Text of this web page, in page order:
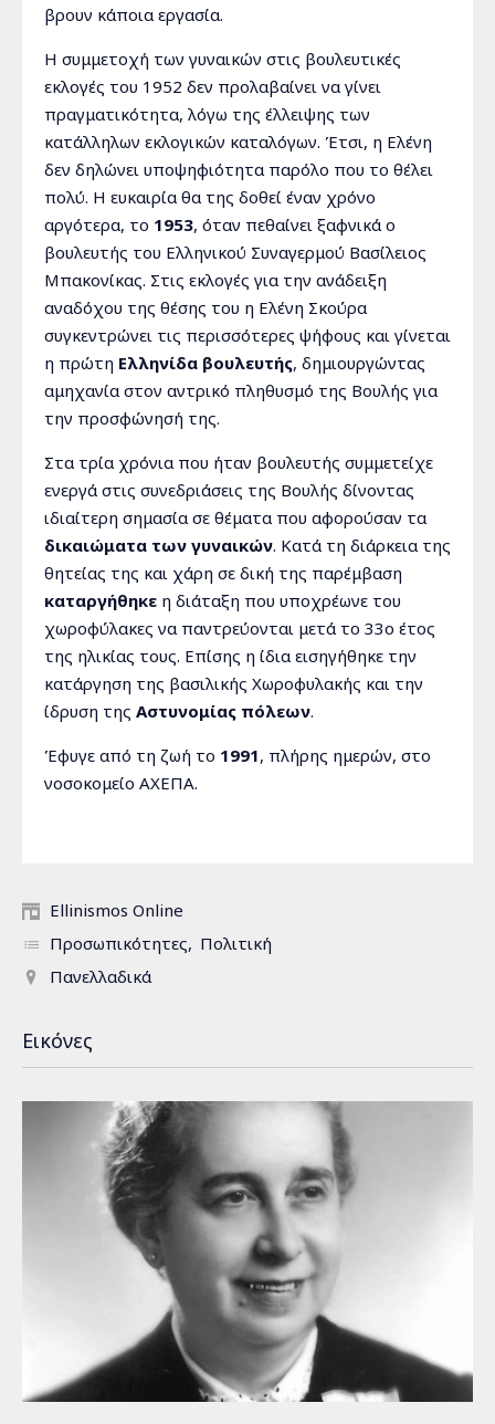
βρουν κάποια εργασία.
Η συμμετοχή των γυναικών στις βουλευτικές
εκλογές του 1952 δεν προλαβαίνει να γίνει
πραγματικότητα, λόγω της έλλειψης των
κατάλληλων εκλογικών καταλόγων. Έτσι, η Ελένη
δεν δηλώνει υποψηφιότητα παρόλο που το θέλει
πολύ. Η ευκαιρία θα της δοθεί έναν χρόνο
αργότερα, το 1953, όταν πεθαίνει ξαφνικά ο
βουλευτής του Ελληνικού Συναγερμού Βασίλειος
Μπακονίκας. Στις εκλογές για την ανάδειξη
αναδόχου της θέσης του η Ελένη Σκούρα
συγκεντρώνει τις περισσότερες ψήφους και γίνεται
η πρώτη Ελληνίδα βουλευτής, δημιουργώντας
αμηχανία στον αντρικό πληθυσμό της Βουλής για
την προσφώνησή της.
Στα τρία χρόνια που ήταν βουλευτής συμμετείχε
ενεργά στις συνεδριάσεις της Βουλής δίνοντας
ιδιαίτερη σημασία σε θέματα που αφορούσαν τα
δικαιώματα των γυναικών. Κατά τη διάρκεια της
θητείας της και χάρη σε δική της παρέμβαση
καταργήθηκε η διάταξη που υποχρέωνε του
χωροφύλακες να παντρεύονται μετά το 33ο έτος
της ηλικίας τους. Επίσης η ίδια εισηγήθηκε την
κατάργηση της βασιλικής Χωροφυλακής και την
ίδρυση της Αστυνομίας πόλεων.
Έφυγε από τη ζωή το 1991, πλήρης ημερών, στο
νοσοκομείο ΑΧΕΠΑ.
Ellinismos Online
Προσωπικότητες
Πολιτική
Πανελλαδικά
Εικόνες